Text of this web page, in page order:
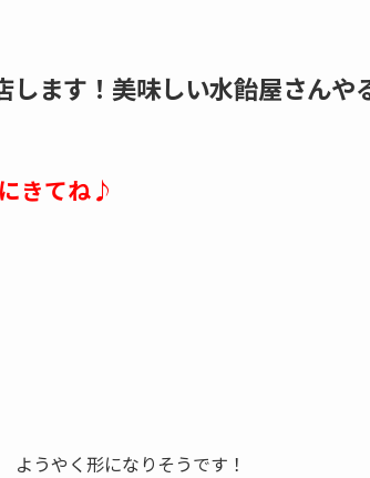
ます！美味しい水飴屋さんや
きてね♪
ようやく形になりそうです！